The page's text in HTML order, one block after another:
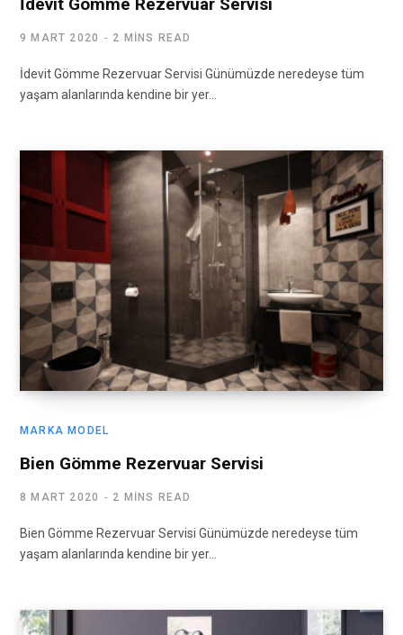
9 MART 2020 2 MINS READ
İdevit Gömme Rezervuar Servisi Günümüzde neredeyse tüm
yaşam alanlarında kendine bir yer…
MARKA MODEL
Bien Gömme Rezervuar Servisi
8 MART 2020 2 MINS READ
Bien Gömme Rezervuar Servisi Günümüzde neredeyse tüm
yaşam alanlarında kendine bir yer…